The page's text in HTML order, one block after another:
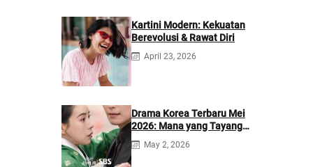
Kartini Modern: Kekuatan
Berevolusi & Rawat Diri
April 23, 2026
Drama Korea Terbaru Mei
2026: Mana yang Tayang
di Netflix?
May 2, 2026